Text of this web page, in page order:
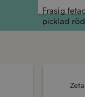
Frasig
picklad